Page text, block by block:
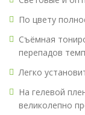
По цвету
Съёмная
перепадов
Легко
На гелевой
великолепно